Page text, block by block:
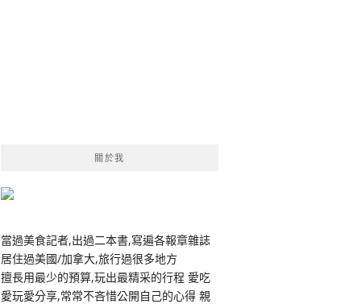
關於我
當過美食記者,出過二本書,寫遍各報章雜誌
居住過美國/加拿大,旅行過很多地方
擅長用最少的預算,玩出最精采的行程 愛吃
愛玩愛分享,常常不吝惜公開自己的心得 親